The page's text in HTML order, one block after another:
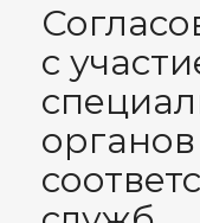
с
органов